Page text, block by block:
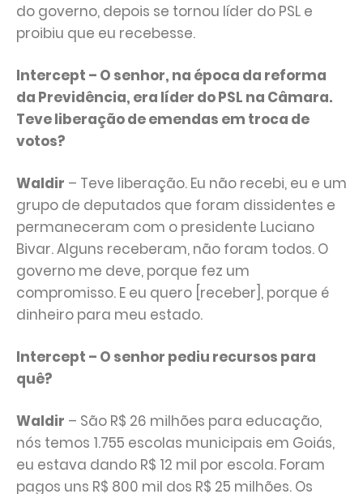
do governo, depois se tornou líder do PSL e
proibiu que eu recebesse.
Intercept – O senhor, na época da reforma
da Previdência, era líder do PSL na Câmara.
Teve liberação de emendas em troca de
votos?
Waldir – Teve liberação. Eu não recebi, eu e um
grupo de deputados que foram dissidentes e
permaneceram com o presidente Luciano
Bivar. Alguns receberam, não foram todos. O
governo me deve, porque fez um
compromisso. E eu quero [receber], porque é
dinheiro para meu estado.
Intercept – O senhor pediu recursos para
quê?
Waldir – São R$ 26 milhões para educação,
nós temos 1.755 escolas municipais em Goiás,
eu estava dando R$ 12 mil por escola. Foram
pagos uns R$ 800 mil dos R$ 25 milhões. Os